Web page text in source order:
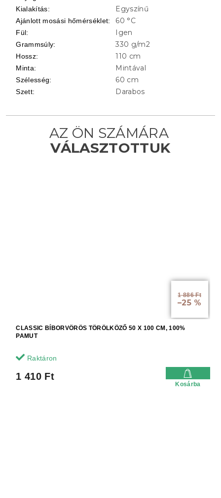
1 886 Ft
–25 %
CLASSIC BÍBORVÖRÖS TÖRÖLKÖZŐ 50 X 100 CM, 100%
PAMUT
Raktáron
1 410 Ft
Kosárba
Kialakítás: Egyszínű
Ajánlott mosási hőmérséklet: 60 °C
Fül: Igen
Grammsúly: 330 g/m2
Hossz: 110 cm
Minta: Mintával
Szélesség: 60 cm
Szett: Darabos